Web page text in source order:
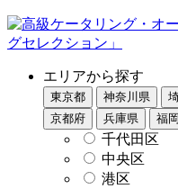
エリアから探す
東京都 神奈川県
京都府
兵庫県 福
千代田区
中央区
港区